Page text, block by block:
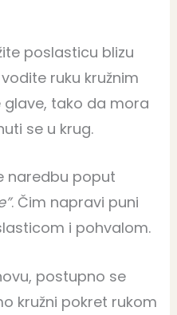
poslasticu blizu
ruku kružnim
tako da mora
se u krug.
naredbu poput
. Čim napravi puni
i pohvalom.
postupno se
kružni pokret rukom